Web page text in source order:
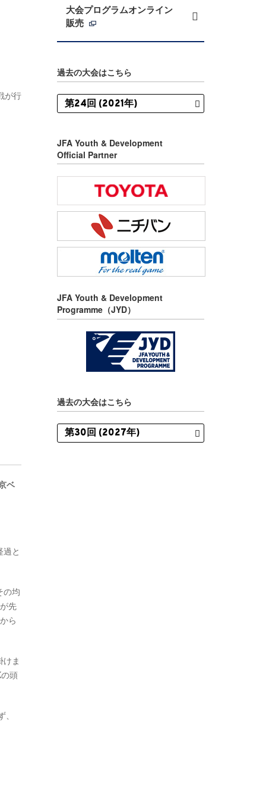
が行
ベ
と
の均
先
ら
ま
頭
大会プログラムオンライン
販売
過去の大会はこちら
JFA Youth & Development
Official Partner
JFA Youth & Development
Programme（JYD）
過去の大会はこちら